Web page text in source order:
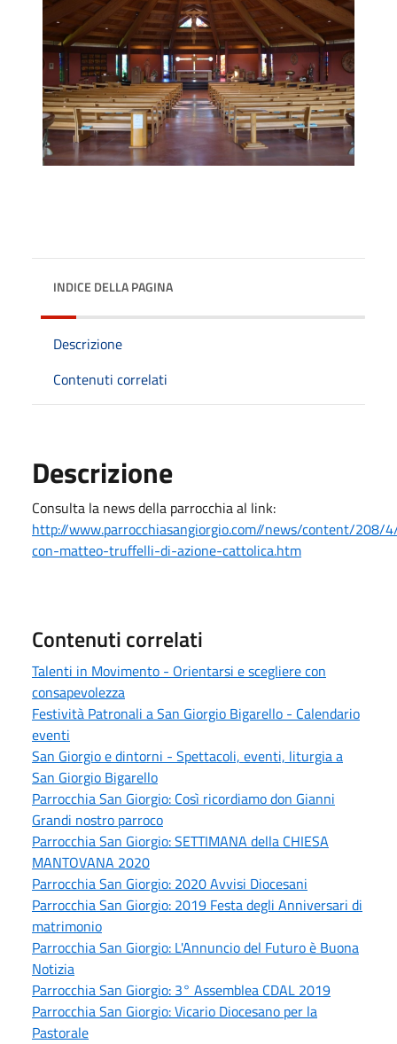
INDICE DELLA PAGINA
Descrizione
Contenuti correlati
Descrizione
Consulta la news della parrocchia al link:
http://www.parrocchiasangiorgio.com//news/content/208/
con-matteo-truffelli-di-azione-cattolica.htm
Contenuti correlati
Talenti in Movimento - Orientarsi e scegliere con
consapevolezza
Festività Patronali a San Giorgio Bigarello - Calendario
eventi
San Giorgio e dintorni - Spettacoli, eventi, liturgia a
San Giorgio Bigarello
Parrocchia San Giorgio: Così ricordiamo don Gianni
Grandi nostro parroco
Parrocchia San Giorgio: SETTIMANA della CHIESA
MANTOVANA 2020
Parrocchia San Giorgio: 2020 Avvisi Diocesani
Parrocchia San Giorgio: 2019 Festa degli Anniversari di
matrimonio
Parrocchia San Giorgio: L'Annuncio del Futuro è Buona
Notizia
Parrocchia San Giorgio: 3° Assemblea CDAL 2019
Parrocchia San Giorgio: Vicario Diocesano per la
Pastorale